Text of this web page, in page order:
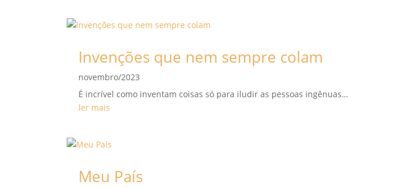
Invenções que nem sempre colam
novembro/2023
É incrível como inventam coisas só para iludir as pessoas ingênuas…
ler mais
Meu País